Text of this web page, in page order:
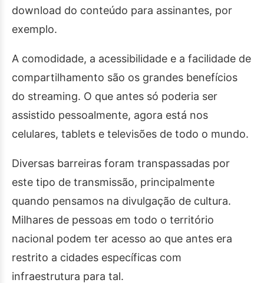
download do conteúdo para assinantes, por
exemplo.
A comodidade, a acessibilidade e a facilidade de
compartilhamento são os grandes benefícios
do streaming. O que antes só poderia ser
assistido pessoalmente, agora está nos
celulares, tablets e televisões de todo o mundo.
Diversas barreiras foram transpassadas por
este tipo de transmissão, principalmente
quando pensamos na divulgação de cultura.
Milhares de pessoas em todo o território
nacional podem ter acesso ao que antes era
restrito a cidades específicas com
infraestrutura para tal.